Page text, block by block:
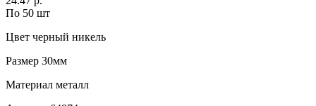
По 50 шт
Цвет черный никель
Размер 30мм
Материал металл